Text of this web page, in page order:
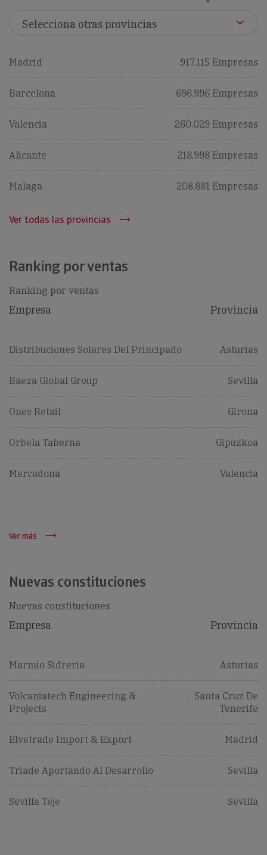
Madrid 917,115 Empresas
Barcelona 696,996 Empresas
Valencia 260,029 Empresas
Alicante 218,998 Empresas
Malaga 208,881 Empresas
Ver todas las provincias
Ranking por ventas
Ranking por ventas
Empresa Provincia
Distribuciones Solares Del Principado Asturias
Baeza Global Group Sevilla
Ones Retail Girona
Orbela Taberna Gipuzkoa
Mercadona Valencia
Ver más
Nuevas constituciones
Nuevas constituciones
Empresa Provincia
Marmio Sidreria Asturias
Volcaniatech Engineering &
Projects
Santa Cruz De
Tenerife
Elvetrade Import & Export Madrid
Triade Aportando Al Desarrollo Sevilla
Sevilla Teje Sevilla